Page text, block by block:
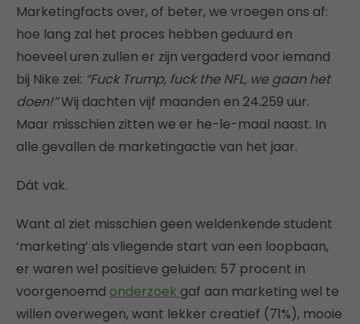
Marketingfacts over, of beter, we vroegen ons af:
hoe lang zal het proces hebben geduurd en
hoeveel uren zullen er zijn vergaderd voor iemand
bij Nike zei: “Fuck Trump, fuck the NFL, we gaan het
doen!”Wij dachten vijf maanden en 24.259 uur.
Maar misschien zitten we er he-le-maal naast. In
alle gevallen de marketingactie van het jaar.
Dát vak.
Want al ziet misschien geen weldenkende student
‘marketing’ als vliegende start van een loopbaan,
er waren wel positieve geluiden: 57 procent in
voorgenoemd onderzoek gaf aan marketing wel te
willen overwegen, want lekker creatief (71%), mooie